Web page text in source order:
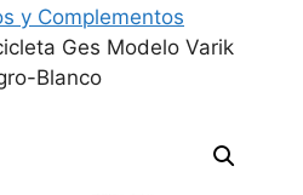
y Complementos
Ges Modelo Varik
Blanco